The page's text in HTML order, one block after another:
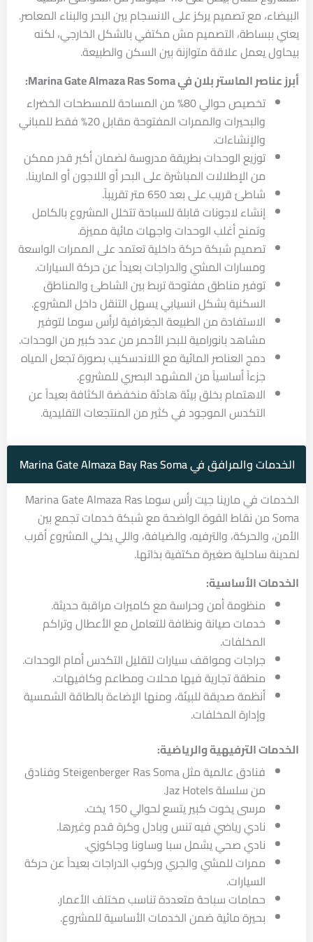
البيضاء، مع تصميم يركز على الانسجام بين البحر والبناء المعاصر.
يعني ببساطة، التصميم مش مكتفي بالشكل الخارجي، لكنه
بيحاول يعمل علاقة متوازنة بين السكن والطبيعة.
أبرز عناصر الماستر بلان في Marina Gate Almaza Ras Soma:
تخصيص حوالي 80% من المساحة للمسطحات الخضراء
والبحيرات والممرات المفتوحة مقابل 20% فقط للمباني
والإنشاءات.
توزيع الوحدات بطريقة مدروسة لضمان أكبر قدر ممكن
من الإطلالات المباشرة على البحر أو اللاجون أو المارينا.
شاطئ قريب على بعد 650 متر تقريباً.
إنشاء لاجونات قابلة للسباحة تتخلل المشروع بالكامل
وتمنح أغلب الوحدات واجهات مائية مميزة.
تصميم شبكة حركة داخلية تعتمد على الممرات الواسعة
ومسارات المشي والدراجات بعيداً عن حركة السيارات.
توفير مناطق مفتوحة تربط بين الشاطئ والمناطق
السكنية بشكل انسيابي يسهل التنقل داخل المشروع.
الاستفادة من الطبيعة الجغرافية لرأس سوما لتوفير
مشاهد بانورامية للبحر الأحمر من عدد كبير من الوحدات.
دمج العناصر المائية مع اللاندسكيب بصورة تجعل المياه
جزءاً أساسياً من المشهد البصري للمشروع.
الاهتمام بخلق بيئة هادئة منخفضة الكثافة بعيداً عن
التكدس الموجود في كثير من المنتجعات التقليدية.
الخدمات والمرافق في Marina Gate Almaza Bay Ras Soma
الخدمات في مارينا جيت رأس سوما Marina Gate Almaza Ras
Soma من نقاط القوة الواضحة مع شبكة خدمات تجمع بين
الأمن، والحركة، والترفيه، والضيافة، واللي يخلي المشروع أقرب
لمدينة ساحلية صغيرة مكتفية بذاتها.
الخدمات الأساسية:
منظومة أمن وحراسة مع كاميرات مراقبة حديثة.
خدمات صيانة ونظافة للتعامل مع الأعطال وتراكم
المخلفات.
جراجات ومواقف سيارات لتقليل التكدس أمام الوحدات.
منطقة تجارية فيها محلات ومطاعم وكافيهات.
أنظمة صديقة للبيئة، ومنها الإضاءة بالطاقة الشمسية
وإدارة المخلفات.
الخدمات الترفيهية والرياضية:
فنادق عالمية مثل Steigenberger Ras Soma وفنادق
من سلسلة Jaz Hotels.
مرسى يخوت كبير يتسع لحوالي 150 يخت.
نادي رياضي فيه تنس وبادل وكرة قدم وغيرها.
نادي صحي يشمل سبا وساونا وجاكوزي.
ممرات للمشي والجري وركوب الدراجات بعيداً عن حركة
السيارات.
حمامات سباحة متعددة تناسب مختلف الأعمار.
بحيرة مائية ضمن الخدمات الأساسية للمشروع.